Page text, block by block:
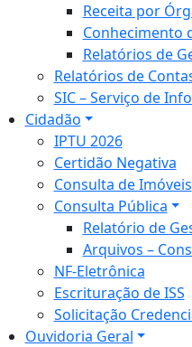
Receita por
Conhecimento
Relatórios de
Relatórios de
SIC – Serviço de
Cidadão
IPTU 2026
Certidão Negativa
Consulta de Imóveis
Consulta Pública
Relatório de
Arquivos –
NF-Eletrônica
Escrituração de ISS
Solicitação
Ouvidoria Geral